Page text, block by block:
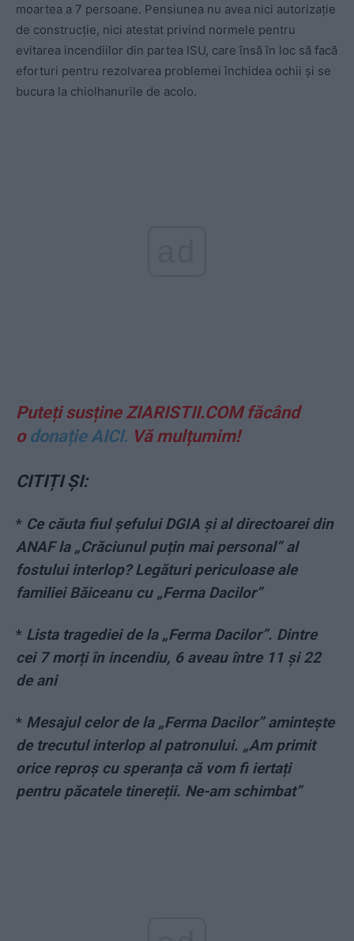
moartea a 7 persoane. Pensiunea nu avea nici autorizație
de construcție, nici atestat privind normele pentru
evitarea incendiilor din partea ISU, care însă în loc să facă
eforturi pentru rezolvarea problemei închidea ochii și se
bucura la chiolhanurile de acolo.
Puteți susține ZIARISTII.COM făcând
o donație AICI. Vă mulțumim!
CITIȚI ȘI:
* Ce căuta fiul șefului DGIA și al directoarei din
ANAF la „Crăciunul puțin mai personal” al
fostului interlop? Legături periculoase ale
familiei Băiceanu cu „Ferma Dacilor”
* Lista tragediei de la „Ferma Dacilor”. Dintre
cei 7 morți în incendiu, 6 aveau între 11 și 22
de ani
* Mesajul celor de la „Ferma Dacilor” amintește
de trecutul interlop al patronului. „Am primit
orice reproș cu speranța că vom fi iertați
pentru păcatele tinereții. Ne-am schimbat”